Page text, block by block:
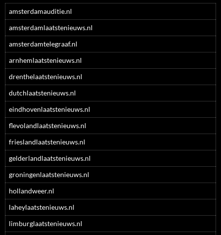
amsterdamauditie.nl
amsterdamlaatstenieuws.nl
amsterdamtelegraaf.nl
arnhemlaatstenieuws.nl
drenthelaatstenieuws.nl
dutchlaatstenieuws.nl
eindhovenlaatstenieuws.nl
flevolandlaatstenieuws.nl
frieslandlaatstenieuws.nl
gelderlandlaatstenieuws.nl
groningenlaatstenieuws.nl
hollandweer.nl
laheylaatstenieuws.nl
limburglaatstenieuws.nl